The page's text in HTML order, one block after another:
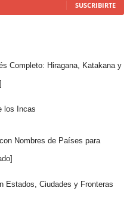
SUSCRIBIRTE
Completo: Hiragana, Katakana y
los Incas
Nombres de Países para
Estados, Ciudades y Fronteras